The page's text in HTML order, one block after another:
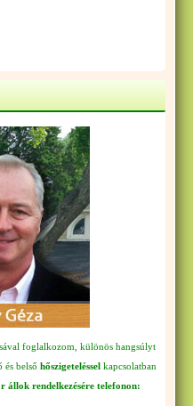
foglalkozom, különös hangsúlyt
és belső hőszigeteléssel kapcsolatban
állok rendelkezésére telefonon: